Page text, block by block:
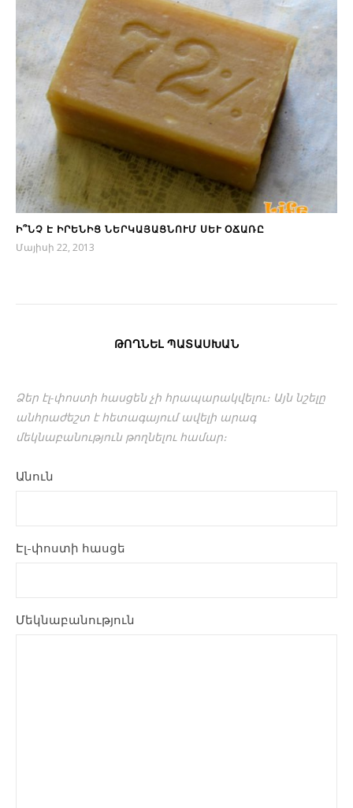
Ի՞ՆՉ Է ԻՐԵՆԻՑ ՆԵՐԿԱՅԱՑՆՈՒՄ ՍԵՒ ՕՃԱՌԸ
Մայիսի 22, 2013
ԹՈՂՆԵԼ ՊԱՏԱՍԽԱՆ
Ձեր էլ-փոստի հասցեն չի հրապարակվելու։ Այն նշելը
անհրաժեշտ է հետագայում ավելի արագ
մեկնաբանություն թողնելու համար։
Անուն
Էլ-փոստի հասցե
Մեկնաբանություն